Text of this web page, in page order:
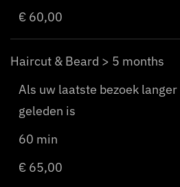
€ 60,00
Haircut & Beard > 5 months
Als uw laatste bezoek
geleden is
60 min
€ 65,00